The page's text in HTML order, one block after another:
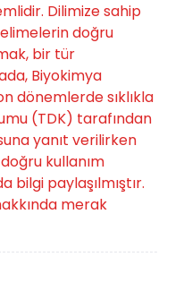
Dilimize sahip
doğru
bir tür
Biyokimya
dönemlerde sıklıkla
(TDK) tarafından
yanıt verilirken
kullanım
bilgi paylaşılmıştır.
merak